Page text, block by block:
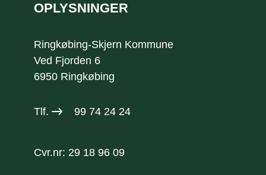
OPLYSNINGER
Ringkøbing-Skjern Kommune
Ved Fjorden 6
6950 Ringkøbing
Tlf. 99 74 24 24
Cvr.nr: 29 18 96 09